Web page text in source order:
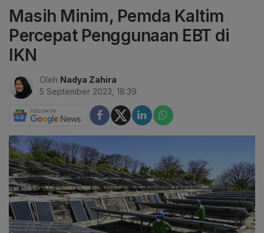
Masih Minim, Pemda Kaltim
Percepat Penggunaan EBT di
IKN
Oleh Nadya Zahira
5 September 2023, 18:39